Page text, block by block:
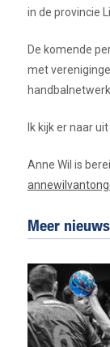
in de provincie
De komende
met
Ik kijk er naar
Anne Wil is
Meer nieuws